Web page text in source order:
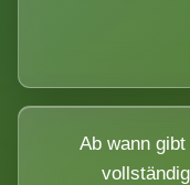
Ab wann